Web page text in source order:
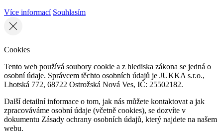
Více informací Souhlasím
Cookies
Tento web používá soubory cookie a z hlediska zákona se jedná o
osobní údaje. Správcem těchto osobních údajů je JUKKA s.r.o.,
Lhotská 772, 68722 Ostrožská Nová Ves, IČ: 25502182.
Další detailní informace o tom, jak nás můžete kontaktovat a jak
zpracováváme osobní údaje (včetně cookies), se dozvíte v
dokumentu Zásady ochrany osobních údajů, který najdete na našem
webu.